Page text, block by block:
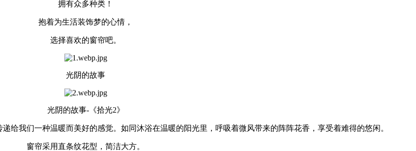
拥有众多种类！
抱着为生活装饰梦的心情，
选择喜欢的窗帘吧。
光阴的故事
光阴的故事-《拾光2》
给我们一种温暖而美好的感觉。如同沐浴在温暖的阳光里，呼吸着微风带来的阵阵花香，享受着难得的悠闲。
窗帘采用直条纹花型，简洁大方。